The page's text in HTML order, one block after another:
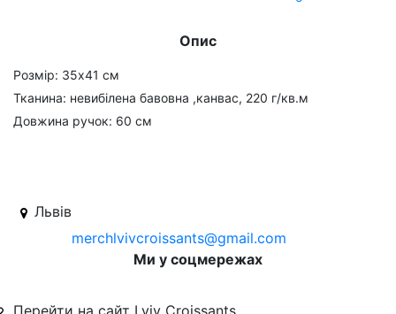
Опис
Розмір: 35x41 см
Тканина: невибілена бавовна ,канвас, 220 г/кв.м
Довжина ручок: 60 см
Львів
merchlvivcroissants@gmail.com
Ми у соцмережах